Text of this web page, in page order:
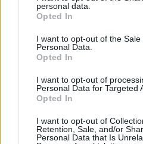
grant or deny consent to
use your data for below
consent section.
personal data.
Opted In
I want to opt-out of the Sale
Personal Data.
Opted In
I want to opt-out of
Personal Data for Targeted
Opted In
I want to opt-out of
Retention, Sale, and/or
Personal Data that Is